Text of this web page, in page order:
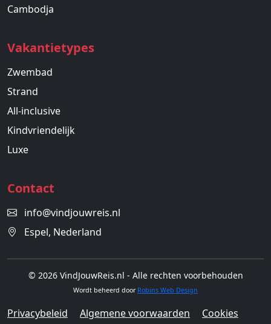
Cambodja
Vakantietypes
Zwembad
Strand
All-inclusive
Kindvriendelijk
Luxe
Contact
info@vindjouwreis.nl
Espel, Nederland
© 2026 VindJouwReis.nl - Alle rechten voorbehouden
Wordt beheerd door Robins Web Design
Privacybeleid Algemene voorwaarden Cookies